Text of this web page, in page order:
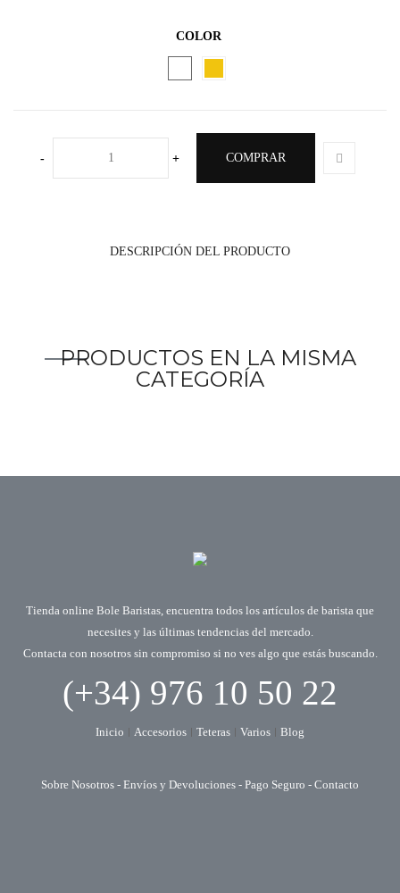
COLOR
- + COMPRAR
DESCRIPCIÓN DEL PRODUCTO
PRODUCTOS EN LA MISMA
CATEGORÍA
Tienda online Bole Baristas, encuentra todos los artículos de barista que
necesites y las últimas tendencias del mercado.
Contacta con nosotros sin compromiso si no ves algo que estás buscando.
(+34) 976 10 50 22
Inicio Accesorios Teteras Varios Blog
Sobre Nosotros - Envíos y Devoluciones - Pago Seguro - Contacto